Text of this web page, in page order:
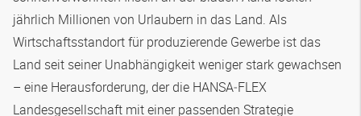
jährlich Millionen von Urlaubern in das Land. Als
Wirtschaftsstandort für produzierende Gewerbe ist das
Land seit seiner Unabhängigkeit weniger stark gewachsen
– eine Herausforderung, der die HANSA‑FLEX
Landesgesellschaft mit einer passenden Strategie